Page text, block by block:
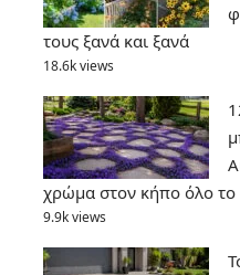
τους ξανά και ξανά
18.6k views
χρώμα στον κήπο όλο
9.9k views